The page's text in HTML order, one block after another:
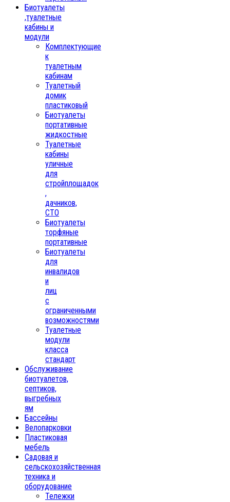
Биотуалеты
,туалетные
кабины и
модули
Комплектующие
к
туалетным
кабинам
Туалетный
домик
пластиковый
Биотуалеты
портативные
жидкостные
Туалетные
кабины
уличные
для
стройплощадок
,
дачников,
СТО
Биотуалеты
торфяные
портативные
Биотуалеты
для
инвалидов
и
лиц
с
ограниченными
возможностями
Туалетные
модули
класса
стандарт
Обслуживание
биотуалетов,
септиков,
выгребных
ям
Бассейны
Велопарковки
Пластиковая
мебель
Садовая и
сельскохозяйственная
техника и
оборудование
Тележки